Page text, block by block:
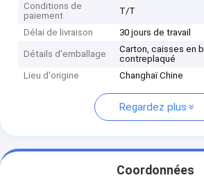
Conditions de
paiement
T/T
Délai de livraison 30 jours de travail
Détails d'emballage
Carton, caisses en
contreplaqué
Lieu d'origine
Changhaï Chine
Regardez plus
Coordonnées